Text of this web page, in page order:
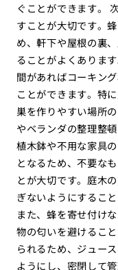
ぐことができます。
すことが大切です。
め、軒下や屋根の裏
ることがよくありま
間があればコーキン
ことができます。特
巣を作りやすい場所
やベランダの整理整
植木鉢や不用な家具
となるため、不要な
とが大切です。庭木
ぎないようにするこ
また、蜂を寄せ付け
物の匂いを避けるこ
られるため、ジュー
ようにし、密閉して